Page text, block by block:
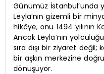
Günümüz İstanbul’unda
Leyla’nın gizemli bir
hikâye, onu 1494 yılının
Ancak Leyla’nın
sıra dışı bir ziyaret değil;
bir aşkın merkezine
dönüşüyor.